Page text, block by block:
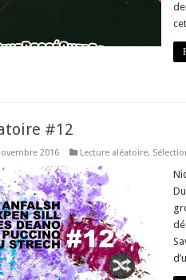
#12
2016 Lecture aléatoire,